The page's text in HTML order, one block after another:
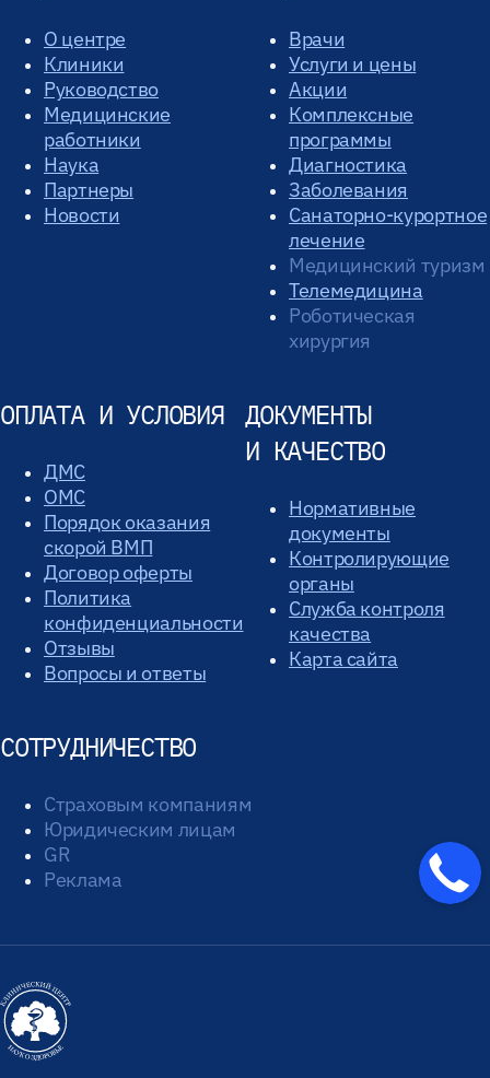
О центре
Клиники
Руководство
Медицинские
работники
Наука
Партнеры
Новости
Врачи
Услуги и цены
Акции
Комплексные
программы
Диагностика
Заболевания
Санаторно-курортное
лечение
Медицинский туризм
Телемедицина
Роботическая
хирургия
ОПЛАТА И УСЛОВИЯ
ДМС
ОМС
Порядок оказания
скорой ВМП
Договор оферты
Политика
конфиденциальности
Отзывы
Вопросы и ответы
ДОКУМЕНТЫ
И КАЧЕСТВО
Нормативные
документы
Контролирующие
органы
Служба контроля
качества
Карта сайта
СОТРУДНИЧЕСТВО
Страховым компаниям
Юридическим лицам
GR
Реклама